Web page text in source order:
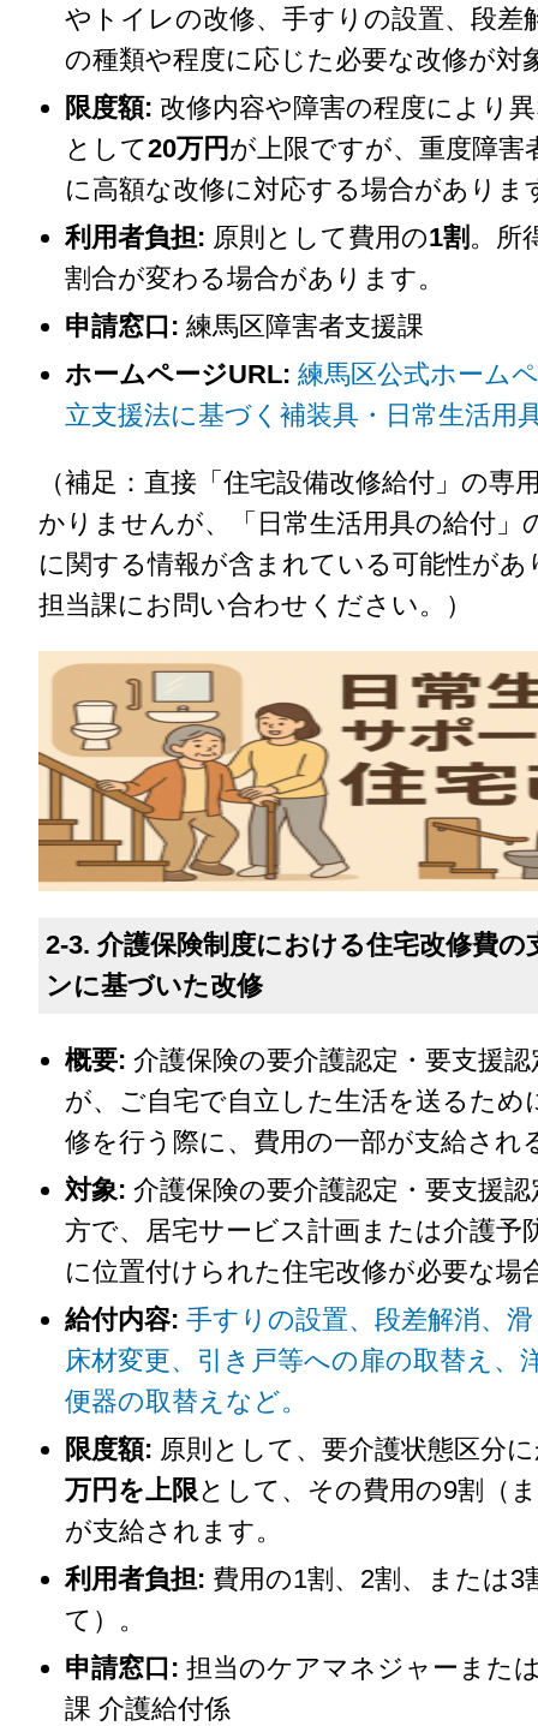
やトイレの改修、手すりの設置、段差
の種類や程度に応じた必要な改修が対
限度額: 改修内容や障害の程度により
として20万円 が上限ですが、重度障害
に高額な改修に対応する場合がありま
利用者負担: 原則として費用の1割 。所
割合が変わる場合があります。
申請窓口: 練馬区障害者支援課
ホームページURL: 練馬区公式ホーム
立支援法に基づく補装具・日常生活用
（補足：直接「住宅設備改修給付」の専
かりませんが、「日常生活用具の給付」
に関する情報が含まれている可能性があ
担当課にお問い合わせください。）
2-3. 介護保険制度における住宅改修費の
ンに基づいた改修
概要: 介護保険の要介護認定・要支援
が、ご自宅で自立した生活を送るため
修を行う際に、費用の一部が支給され
対象: 介護保険の要介護認定・要支援
方で、居宅サービス計画または介護予
に位置付けられた住宅改修が必要な場
給付内容: 手すりの設置、段差解消、
床材変更、引き戸等への扉の取替え、
便器の取替えなど。
限度額: 原則として、要介護状態区分
万円を上限として、その費用の9割（
が支給されます。
利用者負担: 費用の1割、2割、または3
て）。
申請窓口: 担当のケアマネジャーまた
課 介護給付係